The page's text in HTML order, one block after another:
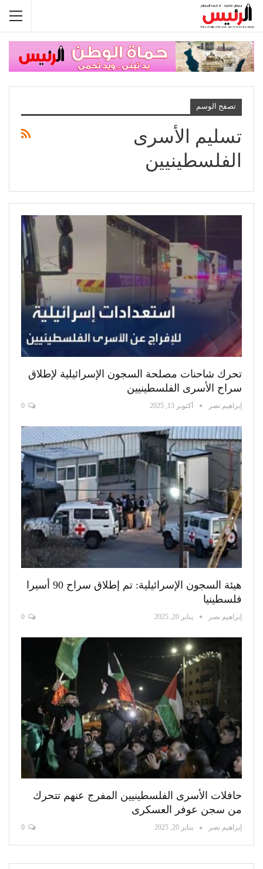
تصفح الوسم
تسليم الأسرى
الفلسطينيين
تحرك شاحنات مصلحة السجون الإسرائيلية لإطلاق
سراح الأسرى الفلسطينيين
إبراهيم نصر أكتوبر 13, 2025
هيئة السجون الإسرائيلية: تم إطلاق سراح 90 أسيرا
فلسطينيا
إبراهيم نصر يناير 20, 2025
حافلات الأسرى الفلسطينيين المفرج عنهم تتحرك
من سجن عوفر العسكرى
إبراهيم نصر يناير 20, 2025